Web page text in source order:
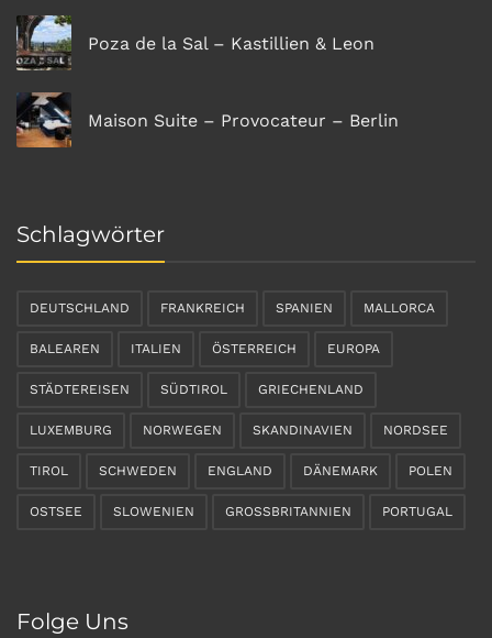
Poza de la Sal – Kastillien & Leon
Maison Suite – Provocateur – Berlin
Schlagwörter
DEUTSCHLAND FRANKREICH SPANIEN MALLORCA
BALEAREN ITALIEN ÖSTERREICH EUROPA
STÄDTEREISEN SÜDTIROL GRIECHENLAND
LUXEMBURG NORWEGEN SKANDINAVIEN NORDSEE
TIROL SCHWEDEN ENGLAND DÄNEMARK POLEN
OSTSEE SLOWENIEN GROSSBRITANNIEN PORTUGAL
Folge Uns